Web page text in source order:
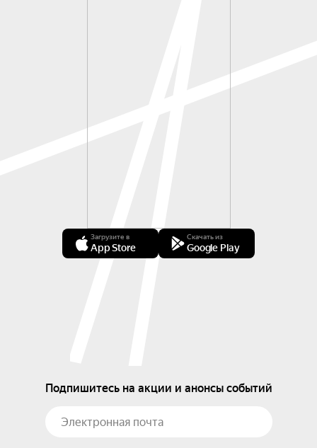
Загрузите в
App Store
Скачать из
Google Play
Подпишитесь на акции и анонсы событий